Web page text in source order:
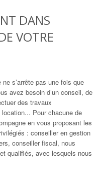
DANS
VOTRE
s’arrête pas une fois que
avez besoin d’un conseil, de
des travaux
Pour chacune de
en vous proposant les
: conseiller en gestion
conseiller fiscal, nous
qualifiés, avec lesquels nous